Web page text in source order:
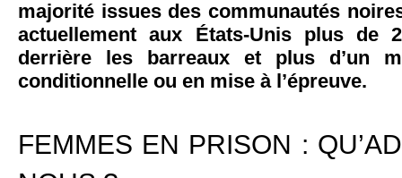
majorité issues des communautés
actuellement aux États-Unis plus de
derrière les barreaux et plus d’un
conditionnelle ou en mise à l’épreuve.
FEMMES EN PRISON :